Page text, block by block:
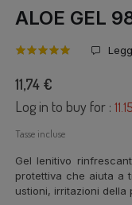
ALOE GEL
11,74 €
Log in to buy for :
Tasse incluse
Gel lenitivo
protettiva che aiuta a
ustioni, irritazioni della